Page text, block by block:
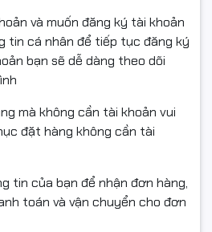
– vận hành bền bỉ
bảo cấp điện ổn định, giúp hệ
tiết kiệm điện năng và kéo dài
chính hãng tại
-
và muốn đăng ký tài khoản
tin cá nhân để tiếp tục đăng ký
bạn sẽ dễ dàng theo dõi
mà không cần tài khoản vui
đặt hàng không cần tài
tin của bạn để nhận đơn hàng,
toán và vận chuyển cho đơn